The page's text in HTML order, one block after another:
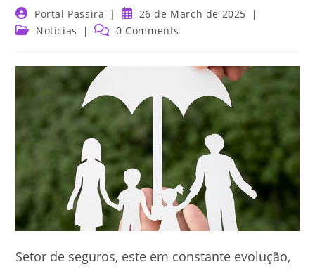
Post
author:
Portal Passira
Post
published:
26 de March de 2025
Post Notícias
Post 0 Comments
Setor de seguros, este em constante evolução,